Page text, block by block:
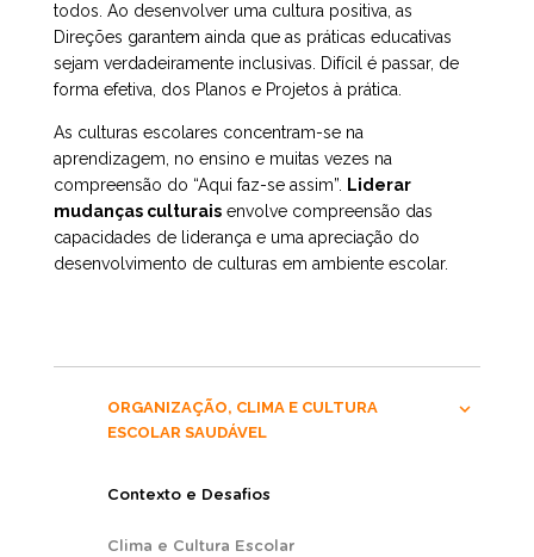
todos. Ao desenvolver uma cultura positiva, as
Direções garantem ainda que as práticas educativas
sejam verdadeiramente inclusivas. Difícil é passar, de
forma efetiva, dos Planos e Projetos à prática.
As culturas escolares concentram-se na
aprendizagem, no ensino e muitas vezes na
compreensão do “Aqui faz-se assim”.
Liderar
mudanças culturais envolve compreensão das
capacidades de liderança e uma apreciação do
desenvolvimento de culturas em ambiente escolar.
ORGANIZAÇÃO, CLIMA E CULTURA
ESCOLAR SAUDÁVEL
Contexto e Desafios
Clima e Cultura Escolar